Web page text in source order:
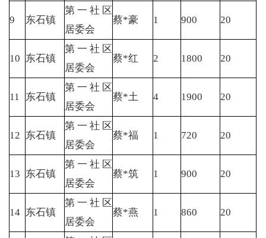
9 东石镇
第一社区
居委会
蔡*豪 1 900 20
10 东石镇
第一社区
居委会
蔡*红 2 1800 20
11 东石镇
第一社区
居委会
蔡*土 4 1900 20
12 东石镇
第一社区
居委会
蔡*福 1 720 20
13 东石镇
第一社区
居委会
蔡*筑 1 900 20
14 东石镇
第一社区
居委会
蔡*燕 1 860 20